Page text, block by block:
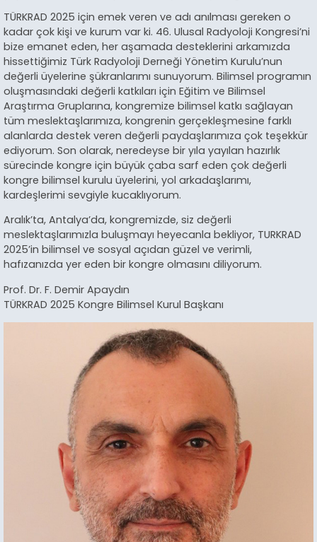
TÜRKRAD 2025 için emek veren ve adı anılması gereken o
kadar çok kişi ve kurum var ki. 46. Ulusal Radyoloji Kongresi’ni
bize emanet eden, her aşamada desteklerini arkamızda
hissettiğimiz Türk Radyoloji Derneği Yönetim Kurulu’nun
değerli üyelerine şükranlarımı sunuyorum. Bilimsel programın
oluşmasındaki değerli katkıları için Eğitim ve Bilimsel
Araştırma Gruplarına, kongremize bilimsel katkı sağlayan
tüm meslektaşlarımıza, kongrenin gerçekleşmesine farklı
alanlarda destek veren değerli paydaşlarımıza çok teşekkür
ediyorum. Son olarak, neredeyse bir yıla yayılan hazırlık
sürecinde kongre için büyük çaba sarf eden çok değerli
kongre bilimsel kurulu üyelerini, yol arkadaşlarımı,
kardeşlerimi sevgiyle kucaklıyorum.
Aralık’ta, Antalya’da, kongremizde, siz değerli
meslektaşlarımızla buluşmayı heyecanla bekliyor, TURKRAD
2025’in bilimsel ve sosyal açıdan güzel ve verimli,
hafızanızda yer eden bir kongre olmasını diliyorum.
Prof. Dr. F. Demir Apaydın
TÜRKRAD 2025 Kongre Bilimsel Kurul Başkanı